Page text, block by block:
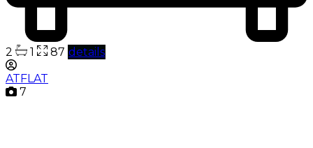
2 1 87 details
ATFLAT
7